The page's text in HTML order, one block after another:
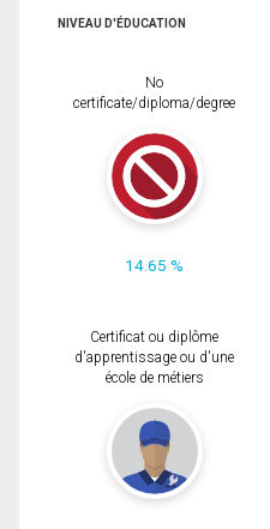
NIVEAU D'ÉDUCATION
No
certificate/diploma/degree
14.65 %
Certificat ou diplôme
d'apprentissage ou d'une
école de métiers